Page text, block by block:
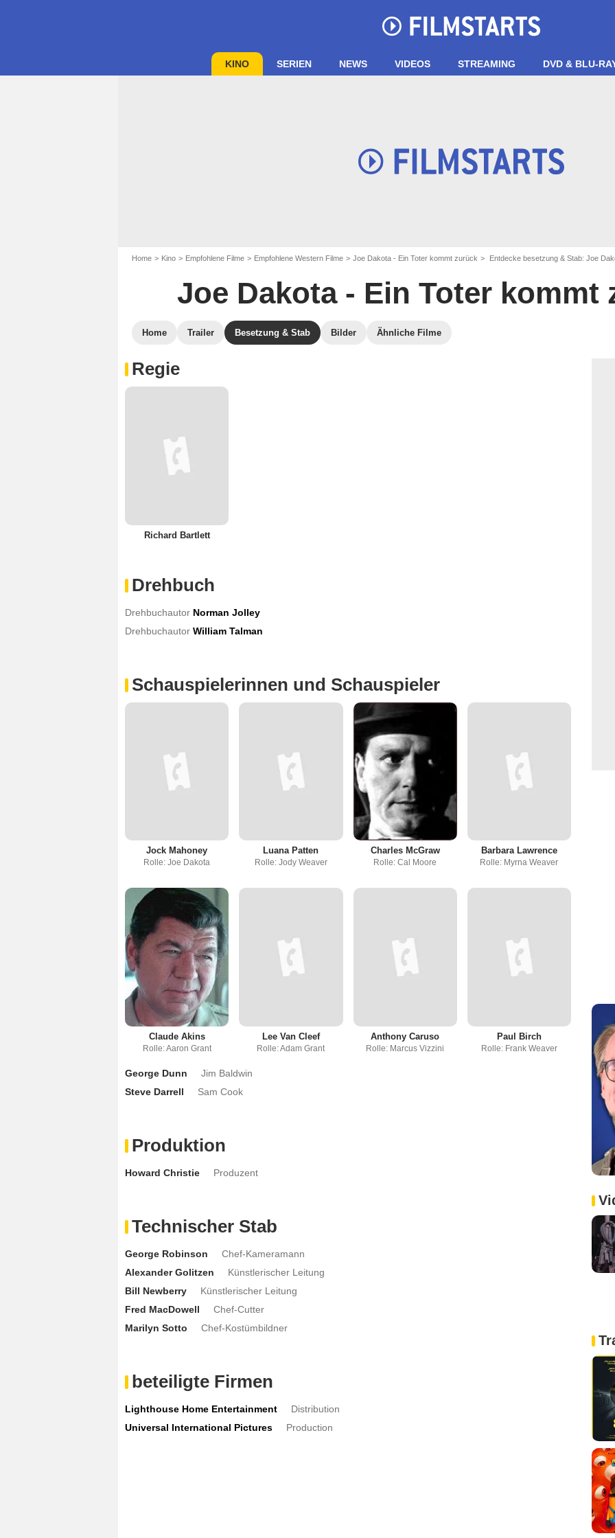
KINO SERIEN NEWS VIDEOS STREAMING DVD & BLU-
Home Kino Empfohlene Filme Empfohlene Western Filme Joe Dakota - Ein Toter kommt zurück Entdecke besetzung & Stab: Joe
Joe Dakota - Ein Toter kommt
Home Trailer Besetzung & Stab Bilder Ähnliche Filme
Regie
Richard Bartlett
Drehbuch
Drehbuchautor Norman Jolley
Drehbuchautor William Talman
Schauspielerinnen und Schauspieler
Jock Mahoney
Rolle: Joe Dakota
Luana Patten
Rolle: Jody Weaver
Charles McGraw
Rolle: Cal Moore
Barbara Lawrence
Rolle: Myrna Weaver
Claude Akins
Rolle: Aaron Grant
Lee Van Cleef
Rolle: Adam Grant
Anthony Caruso
Rolle: Marcus Vizzini
Paul Birch
Rolle: Frank Weaver
George Dunn
Jim Baldwin
Steve Darrell
Sam Cook
Produktion
Howard Christie Produzent
Technischer Stab
George Robinson
Chef-Kameramann
Alexander Golitzen
Künstlerischer Leitung
Bill Newberry
Künstlerischer Leitung
Fred MacDowell
Chef-Cutter
Marilyn Sotto
Chef-Kostümbildner
beteiligte Firmen
Lighthouse Home Entertainment
Distribution
Universal International Pictures
Production